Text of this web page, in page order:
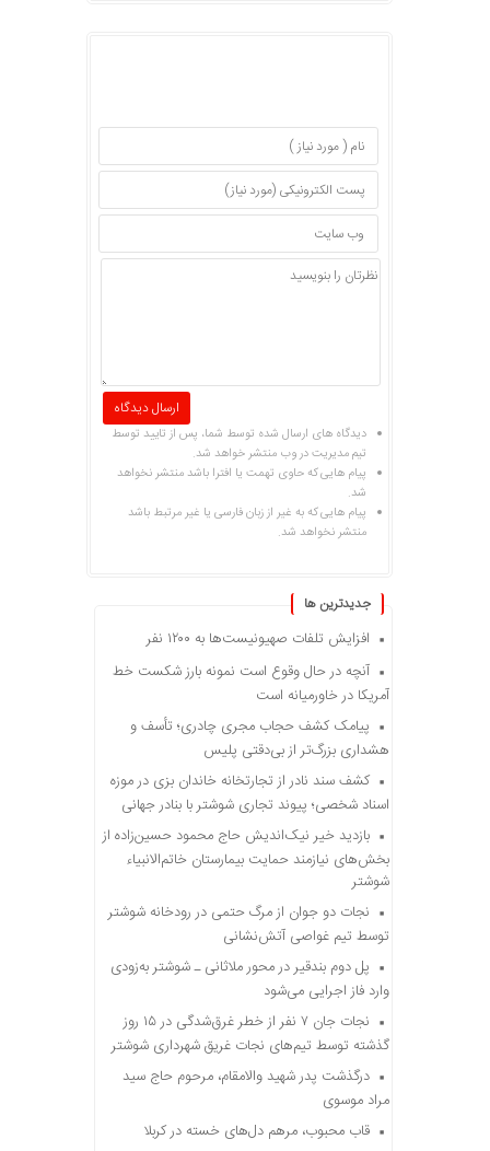
دیدگاه های ارسال شده توسط شما، پس از تایید توسط
تیم مدیریت در وب منتشر خواهد شد.
پیام هایی که حاوی تهمت یا افترا باشد منتشر نخواهد
شد.
پیام هایی که به غیر از زبان فارسی یا غیر مرتبط باشد
منتشر نخواهد شد.
جديدترين ها
افزایش تلفات صهیونیست‌ها به ۱۲۰۰ نفر
آنچه در حال وقوع است نمونه بارز شکست خط
آمریکا در خاورمیانه است
پیامک کشف حجاب مجری چادری؛ تأسف و
هشداری بزرگ‌تر از بی‌دقتی پلیس
کشف سند نادر از تجارتخانه خاندان بزی در موزه
اسناد شخصی؛ پیوند تجاری شوشتر با بنادر جهانی
بازدید خیر نیک‌اندیش حاج محمود حسین‌زاده از
بخش‌های نیازمند حمایت بیمارستان خاتم‌الانبیاء
شوشتر
نجات دو جوان از مرگ حتمی در رودخانه شوشتر
توسط تیم غواصی آتش‌نشانی
پل دوم بندقیر در محور ملاثانی ـ شوشتر به‌زودی
وارد فاز اجرایی می‌شود
نجات جان ۷ نفر از خطر غرق‌شدگی در ۱۵ روز
گذشته توسط تیم‌های نجات غریق شهرداری شوشتر
درگذشت پدر شهید والامقام، مرحوم حاج سید
مراد موسوی
قاب محبوب، مرهم دل‌های خسته در کربلا